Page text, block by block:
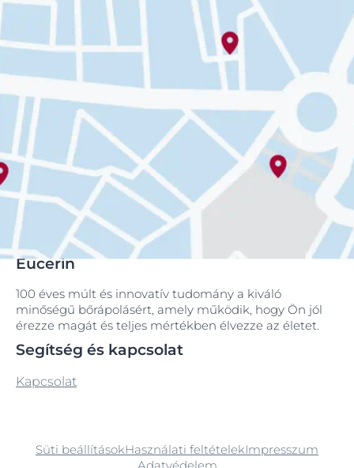
Eucerin
100 éves múlt és innovatív tudomány a kiváló
minőségű bőrápolásért, amely működik, hogy Ön jól
érezze magát és teljes mértékben élvezze az életet.
Segítség és kapcsolat
Kapcsolat
Süti beállításokHasználati feltételekImpresszum